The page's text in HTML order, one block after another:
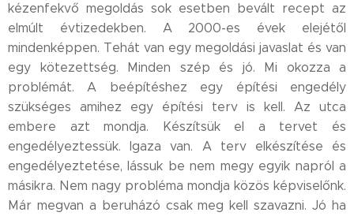
kézenfekvő megoldás sok esetben bevált recept az
elmúlt évtizedekben. A 2000-es évek elejétől
mindenképpen. Tehát van egy megoldási javaslat és van
egy kötezettség. Minden szép és jó. Mi okozza a
problémát. A beépítéshez egy építési engedély
szükséges amihez egy építési terv is kell. Az utca
embere azt mondja. Készítsük el a tervet és
engedélyeztessük. Igaza van. A terv elkészítése és
engedélyeztetése, lássuk be nem megy egyik napról a
másikra. Nem nagy probléma mondja közös képviselőnk.
Már megvan a beruházó csak meg kell szavazni. Jó ha